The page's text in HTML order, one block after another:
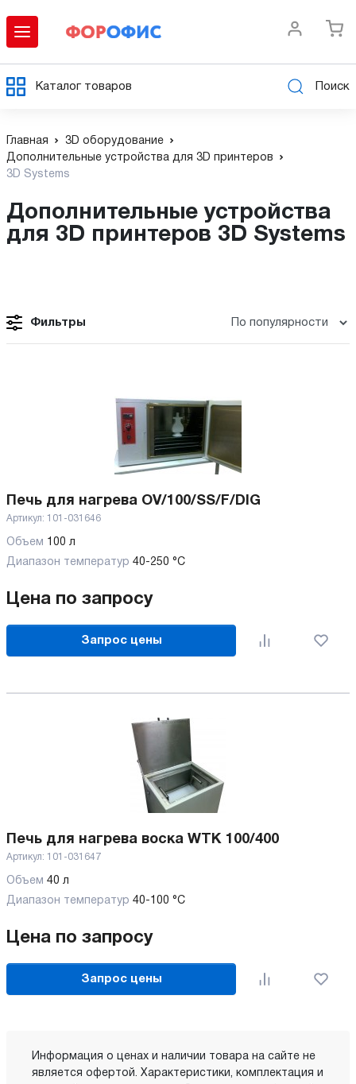
Каталог товаров Поиск
Главная
3D оборудование
Дополнительные устройства для 3D принтеров
3D Systems
Дополнительные устройства
для 3D принтеров 3D Systems
Фильтры
Печь для нагрева OV/100/SS/F/DIG
Артикул: 101-031646
Объем 100 л
Диапазон температур 40-250 °C
Цена по запросу
Запрос цены
Печь для нагрева воска WTK 100/400
Артикул: 101-031647
Объем 40 л
Диапазон температур 40-100 °C
Цена по запросу
Запрос цены
Информация о ценах и наличии товара на сайте не
является офертой. Характеристики, комплектация и